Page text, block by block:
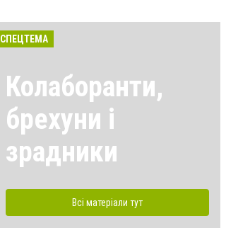
СПЕЦТЕМА
Колаборанти,
брехуни і
зрадники
Всі матеріали тут